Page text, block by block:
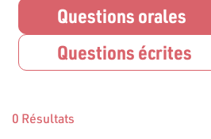
Questions orales
Questions écrites
0 Résultats